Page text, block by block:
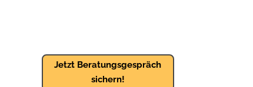
Jetzt Beratungsgespräch
sichern!